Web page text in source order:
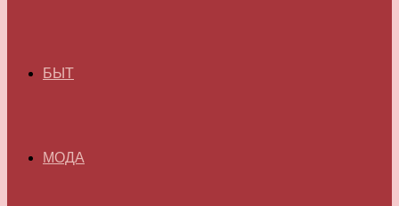
БЫТ
МОДА